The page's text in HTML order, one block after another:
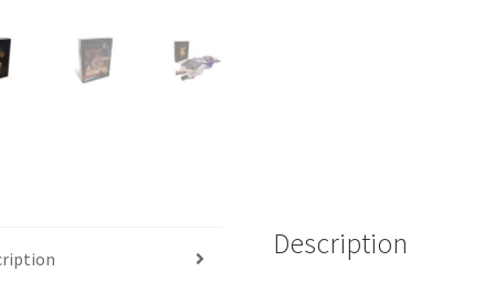
Description